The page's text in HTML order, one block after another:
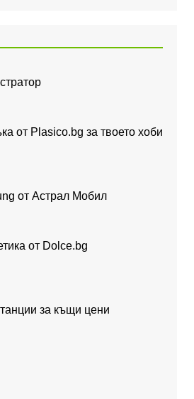
от Plasico.bg за твоето хоби
от Астрал Мобил
от Dolce.bg
за къщи цени